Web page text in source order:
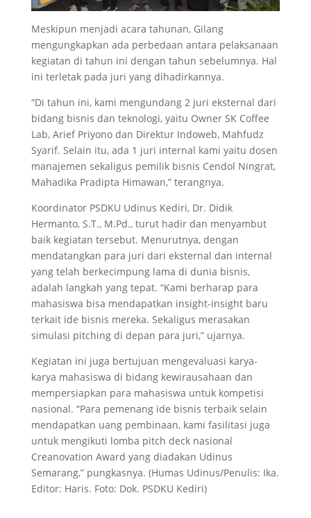
Meskipun menjadi acara tahunan, Gilang
mengungkapkan ada perbedaan antara pelaksanaan
kegiatan di tahun ini dengan tahun sebelumnya. Hal
ini terletak pada juri yang dihadirkannya.
“Di tahun ini, kami mengundang 2 juri eksternal dari
bidang bisnis dan teknologi, yaitu Owner SK Coffee
Lab, Arief Priyono dan Direktur Indoweb, Mahfudz
Syarif. Selain itu, ada 1 juri internal kami yaitu dosen
manajemen sekaligus pemilik bisnis Cendol Ningrat,
Mahadika Pradipta Himawan,” terangnya.
Koordinator PSDKU Udinus Kediri, Dr. Didik
Hermanto, S.T., M.Pd., turut hadir dan menyambut
baik kegiatan tersebut. Menurutnya, dengan
mendatangkan para juri dari eksternal dan internal
yang telah berkecimpung lama di dunia bisnis,
adalah langkah yang tepat. “Kami berharap para
mahasiswa bisa mendapatkan insight-insight baru
terkait ide bisnis mereka. Sekaligus merasakan
simulasi pitching di depan para juri,” ujarnya.
Kegiatan ini juga bertujuan mengevaluasi karya-
karya mahasiswa di bidang kewirausahaan dan
mempersiapkan para mahasiswa untuk kompetisi
nasional. “Para pemenang ide bisnis terbaik selain
mendapatkan uang pembinaan, kami fasilitasi juga
untuk mengikuti lomba pitch deck nasional
Creanovation Award yang diadakan Udinus
Semarang,” pungkasnya. (Humas Udinus/Penulis: Ika.
Editor: Haris. Foto: Dok. PSDKU Kediri)